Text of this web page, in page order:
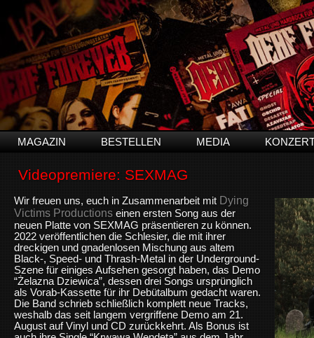
MAGAZIN BESTELLEN MEDIA
Videopremiere: SEXMAG
Wir freuen uns, euch in Zusammenarbeit mit Dying
Victims Productions einen ersten Song aus der
neuen Platte von SEXMAG präsentieren zu können.
2022 veröffentlichen die Schlesier, die mit ihrer
dreckigen und gnadenlosen Mischung aus altem
Black-, Speed- und Thrash-Metal in der Underground-
Szene für einiges Aufsehen gesorgt haben, das Demo
“Żelazna Dziewica”, dessen drei Songs ursprünglich
als Vorab-Kassette für ihr Debütalbum gedacht waren.
Die Band schrieb schließlich komplett neue Tracks,
weshalb das seit langem vergriffene Demo am 21.
August auf Vinyl und CD zurückkehrt. Als Bonus ist